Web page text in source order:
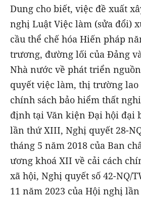
Dung cho biết, việc đề xuất
nghị Luật Việc làm (sửa đổi)
cầu thể chế hóa Hiến pháp
trương, đường lối của Đảng
Nhà nước về phát triển
quyết việc làm, thị trường lao
chính sách bảo hiểm thất
định tại Văn kiện Đại hội đại
lần thứ XIII, Nghị quyết 28-
tháng 5 năm 2018 của Ban
ương khoá XII về cải cách
xã hội, Nghị quyết số 42-NQ/
11 năm 2023 của Hội nghị